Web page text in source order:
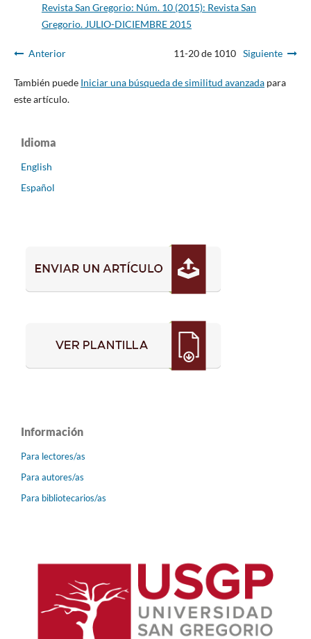
Revista San Gregorio: Núm. 10 (2015): Revista San
Gregorio. JULIO-DICIEMBRE 2015
Anterior 11-20 de 1010 Siguiente
También puede Iniciar una búsqueda de similitud avanzadapara
este artículo.
Idioma
English
Español
Información
Para lectores/as
Para autores/as
Para bibliotecarios/as